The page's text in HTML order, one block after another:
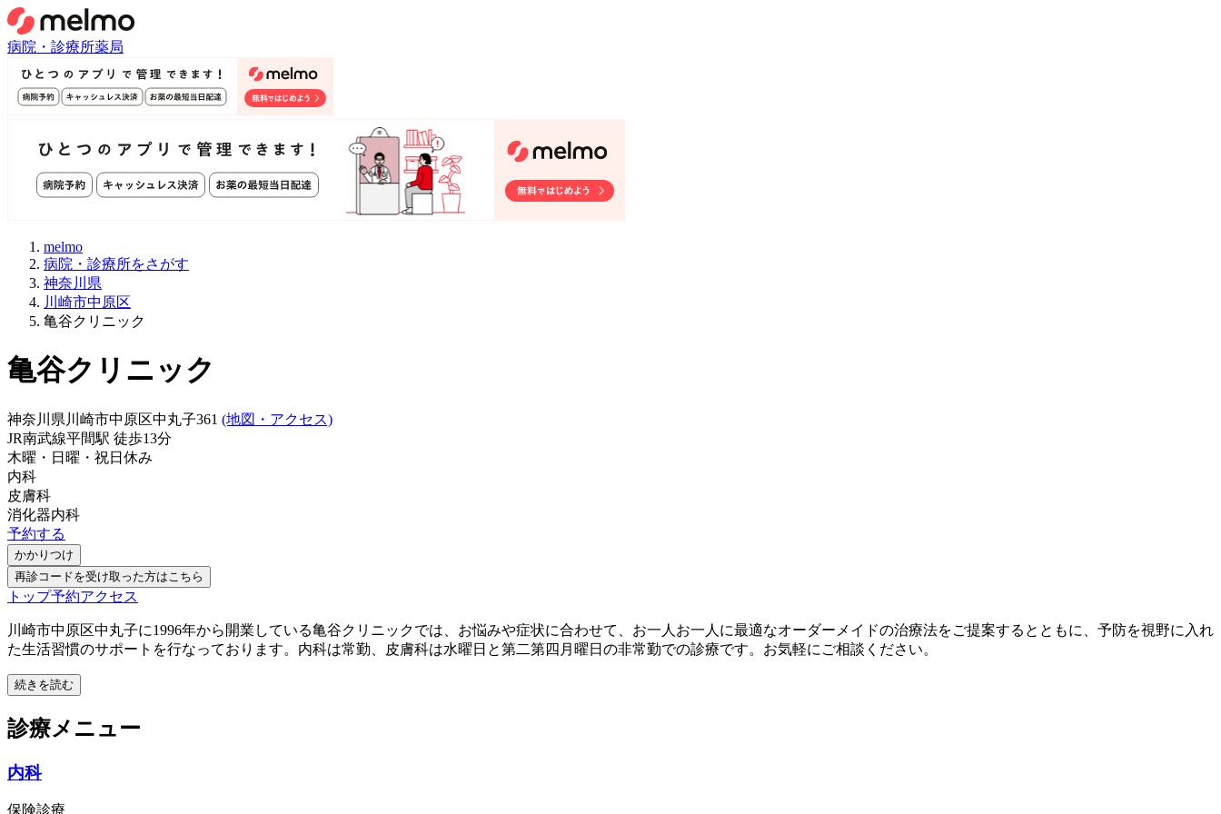
病院・診療所薬局
melmo
病院・診療所をさがす
神奈川県
川崎市中原区
亀谷クリニック
亀谷クリニック
神奈川県川崎市中原区中丸子361 (地図・アクセス)
JR南武線平間駅 徒歩13分
木曜・日曜・祝日 休み
内科
皮膚科
消化器内科
予約する
かかりつけ
再診コードを受け取った方はこちら
トップ予約アクセス
川崎市中原区中丸子に1996年から開業している亀谷クリニックでは、お悩みや症状に合わせて、お一人お一人に最適なオーダーメイドの治療法をご提案するとともに、予防を視野に入れ
た生活習慣のサポートを行なっております。内科は常勤、皮膚科は水曜日と第二第四月曜日の非常勤での診療です。お気軽にご相談ください。
続きを読む
診療メニュー
内科
保険診療